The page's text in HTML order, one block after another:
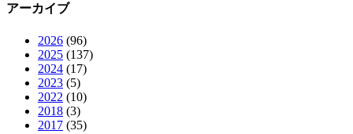
アーカイブ
2026 (96)
2025 (137)
2024 (17)
2023 (5)
2022 (10)
2018 (3)
2017 (35)